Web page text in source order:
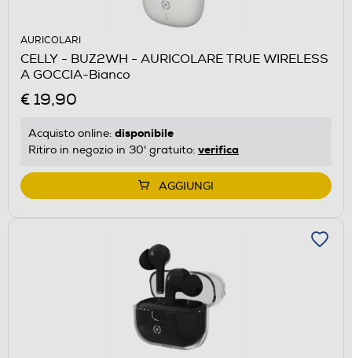
AURICOLARI
CELLY - BUZ2WH - AURICOLARE TRUE WIRELESS
A GOCCIA-Bianco
€ 19,90
Acquisto online: disponibile
Ritiro in negozio in 30' gratuito: verifica
AGGIUNGI